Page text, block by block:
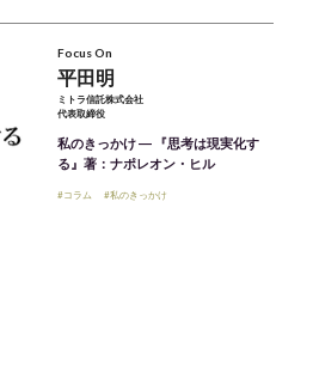
Focus On
平田明
ミトラ信託株式会社
代表取締役
私のきっかけ ― 『思考は現実化す
る』著：ナポレオン・ヒル
#コラム #私のきっかけ